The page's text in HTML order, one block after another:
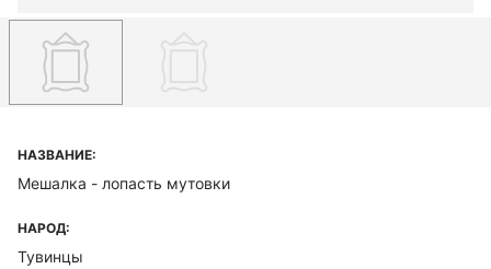
НАЗВАНИЕ:
Мешалка - лопасть мутовки
НАРОД:
Тувинцы